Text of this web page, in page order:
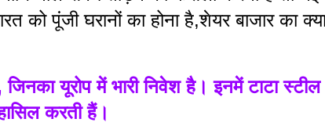
को पूंजी घरानों का होना है,शेयर बाजार का
यूरोप में भारी निवेश है। इनमें टाटा
करती हैं।